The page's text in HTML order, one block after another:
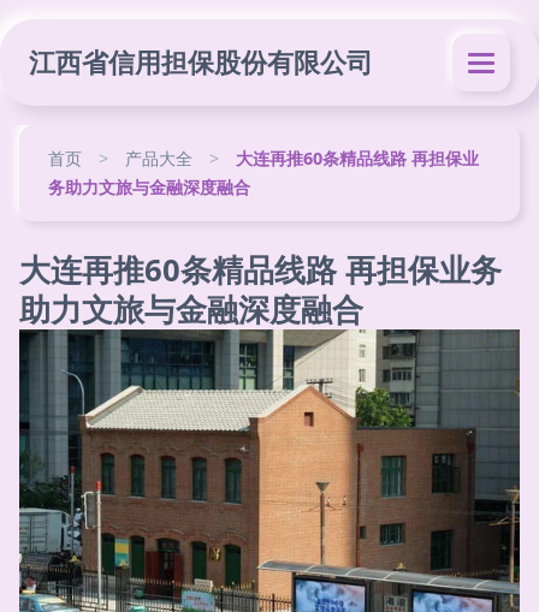
江西省信用担保股份有限公司
首页 > 产品大全 >
大连再推60条精品线路 再担保业
务助力文旅与金融深度融合
大连再推60条精品线路 再担保业务
助力文旅与金融深度融合